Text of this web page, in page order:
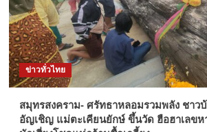
ข่าวทั่วไทย
สมุทรสงคราม- ศรัทธาหลอมรวมพลัง ชาว
อัญเชิญ แม่ตะเคียนยักษ์ ขึ้นวัด ฮือฮาเลขห